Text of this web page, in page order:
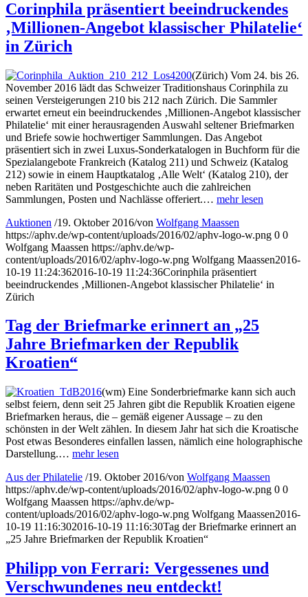
Corinphila präsentiert beeindruckendes
‚Millionen-Angebot klassischer Philatelie‘
in Zürich
(Zürich) Vom 24. bis 26.
November 2016 lädt das Schweizer Traditionshaus Corinphila zu
seinen Versteigerungen 210 bis 212 nach Zürich. Die Sammler
erwartet erneut ein beeindruckendes ‚Millionen-Angebot klassischer
Philatelie‘ mit einer herausragenden Auswahl seltener Briefmarken
und Briefe sowie hochwertiger Sammlungen. Das Angebot
präsentiert sich in zwei Luxus-Sonderkatalogen in Buchform für die
Spezialangebote Frankreich (Katalog 211) und Schweiz (Katalog
212) sowie in einem Hauptkatalog ‚Alle Welt‘ (Katalog 210), der
neben Raritäten und Postgeschichte auch die zahlreichen
Sammlungen, Posten und Nachlässe offeriert.… mehr lesen
Auktionen /19. Oktober 2016/von Wolfgang Maassen
https://aphv.de/wp-content/uploads/2016/02/aphv-logo-w.png 0 0
Wolfgang Maassen https://aphv.de/wp-
content/uploads/2016/02/aphv-logo-w.png Wolfgang Maassen2016-
10-19 11:24:362016-10-19 11:24:36Corinphila präsentiert
beeindruckendes ‚Millionen-Angebot klassischer Philatelie‘ in
Zürich
Tag der Briefmarke erinnert an „25
Jahre Briefmarken der Republik
Kroatien“
(wm) Eine Sonderbriefmarke kann sich auch
selbst feiern, denn seit 25 Jahren gibt die Republik Kroatien eigene
Briefmarken heraus, die – gemäß eigener Aussage – zu den
schönsten in der Welt zählen. In diesem Jahr hat sich die Kroatische
Post etwas Besonderes einfallen lassen, nämlich eine holographische
Darstellung.… mehr lesen
Aus der Philatelie /19. Oktober 2016/von Wolfgang Maassen
https://aphv.de/wp-content/uploads/2016/02/aphv-logo-w.png 0 0
Wolfgang Maassen https://aphv.de/wp-
content/uploads/2016/02/aphv-logo-w.png Wolfgang Maassen2016-
10-19 11:16:302016-10-19 11:16:30Tag der Briefmarke erinnert an
„25 Jahre Briefmarken der Republik Kroatien“
Philipp von Ferrari: Vergessenes und
Verschwundenes neu entdeckt!